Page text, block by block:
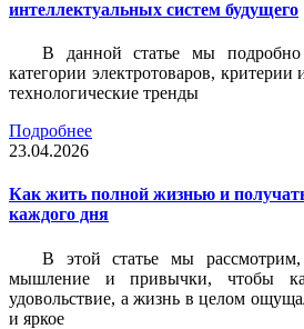
интеллектуальных систем будущего
В данной статье мы подробно
категории электротоваров,
технологические тренды
Подробнее
23.04.2026
Как жить полной жизнью и
каждого дня
В этой статье мы рассмотрим,
мышление и привычки, чтобы
удовольствие, а жизнь в целом
и яркое